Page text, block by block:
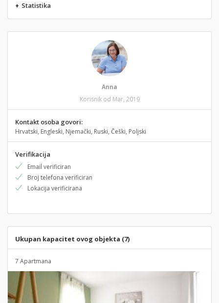
+ Statistika
Anna
Korisnik od Mar, 2019
Kontakt osoba govori:
Hrvatski, Engleski, Njemački, Ruski, Češki, Poljski
Verifikacija
Email verificiran
Broj telefona verificiran
Lokacija verificirana
Ukupan kapacitet ovog objekta (7)
7 Apartmana